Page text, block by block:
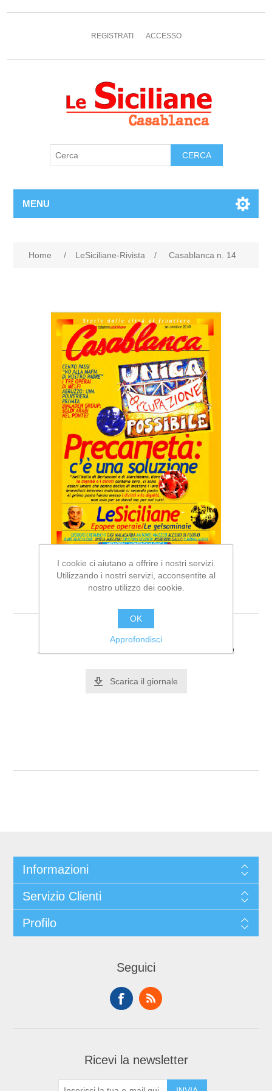
REGISTRATI ACCESSO
MENU
Home / LeSiciliane-Rivista / Casablanca n. 14
Casablanca n. 14
Si tratta dela prima recensione per questo prodotto
Scarica il giornale
Informazioni
Servizio Clienti
Profilo
Seguici
Ricevi la newsletter
I cookie ci aiutano a offrire i nostri servizi.
Utilizzando i nostri servizi, acconsentite al
nostro utilizzo dei cookie.
OK
Approfondisci